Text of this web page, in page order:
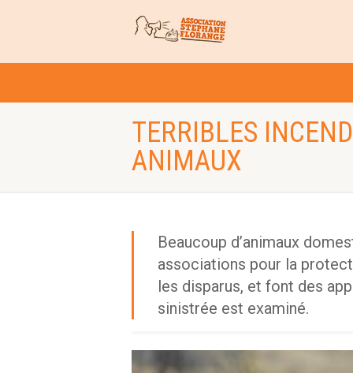
TERRIBLES
ANIMAUX
Beaucoup d’animaux
associations pour la
les disparus, et font des
sinistrée est examiné.